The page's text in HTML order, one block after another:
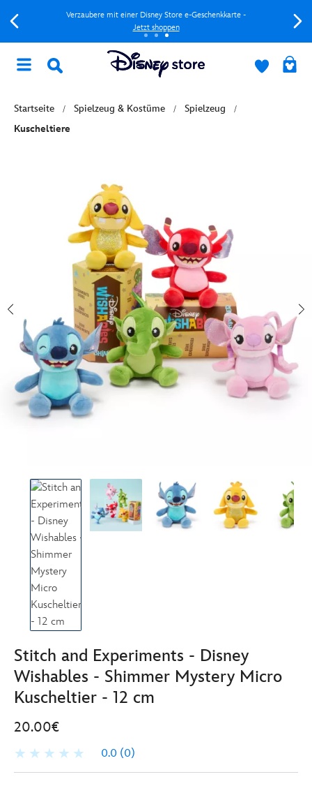
Verzaubere mit einer Disney Store e-Geschenkkarte -
Jetzt shoppen
Startseite Spielzeug & Kostüme
Spielzeug
Kuscheltiere
Stitch and Experiments - Disney
Wishables - Shimmer Mystery Micro
Kuscheltier - 12 cm
20.00€
0.0 (0)